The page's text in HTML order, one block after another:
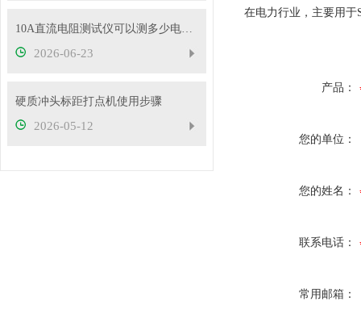
10A直流电阻测试仪可以测多少电压的变压器？
2026-06-23
硬质冲头标距打点机使用步骤
2026-05-12
在电力行业，主要用于
产品：
您的单位：
您的姓名：
联系电话：
常用邮箱：